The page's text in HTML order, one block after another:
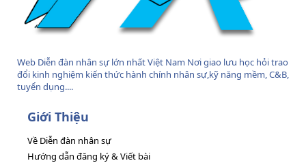
Web Diễn đàn nhân sự lớn nhất Việt Nam Nơi giao lưu học hỏi trao
đổi kinh nghiệm kiến thức hành chính nhân sự,kỹ năng mềm, C&B,
tuyển dụng....
Giới Thiệu
Về Diễn đàn nhân sự
Hướng dẫn đăng ký & Viết bài